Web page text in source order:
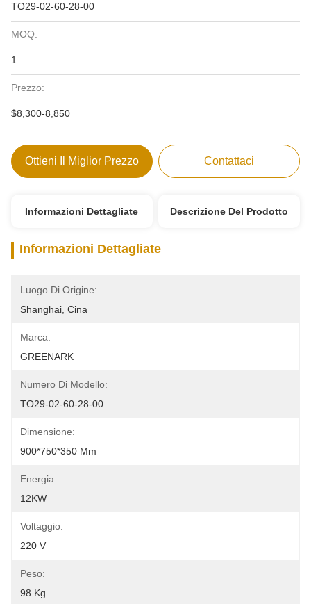
TO29-02-60-28-00
MOQ:
1
Prezzo:
$8,300-8,850
Ottieni Il Miglior Prezzo Contattaci
Informazioni Dettagliate Descrizione Del Prodotto
Informazioni Dettagliate
Luogo Di Origine:
Shanghai, Cina
Marca:
GREENARK
Numero Di Modello:
TO29-02-60-28-00
Dimensione:
900*750*350 Mm
Energia:
12KW
Voltaggio:
220 V
Peso:
98 Kg